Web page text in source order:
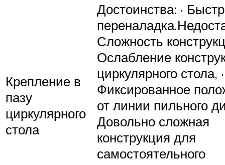
Крепление в
пазу
циркулярного
стола
Достоинства: ·
Сложность
Ослабление
циркулярного стола, ·
Фиксированное
от линии пильного
Довольно сложная
конструкция для
самостоятельного